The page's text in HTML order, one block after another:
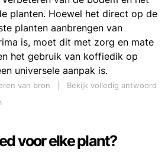
planten. Hoewel het direct op de
planten aanbrengen van
is, moet dit met zorg en mate
het gebruik van koffiedik op
universele aanpak is.
van bron
Bekijk volledig antwoord
voor elke plant?